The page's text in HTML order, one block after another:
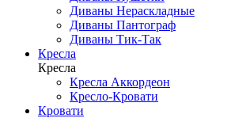
Диваны Нераскладные
Диваны Пантограф
Диваны Тик-Так
Кресла
Кресла
Кресла Аккордеон
Кресло-Кровати
Кровати